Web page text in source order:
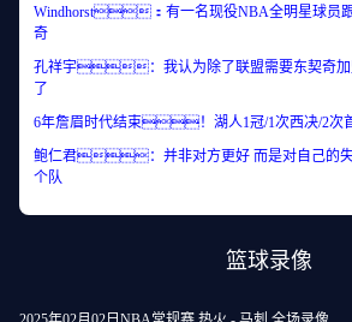
Windhorst：有一名现役NBA全明星球员
奇
孔祥宇：我认为除了联盟需要东契奇加
了
6年詹眉时代结束！湖人1冠/1次西决/2次
鲍仁君：并非对方更好 而是对自己的失
个队
篮球录像